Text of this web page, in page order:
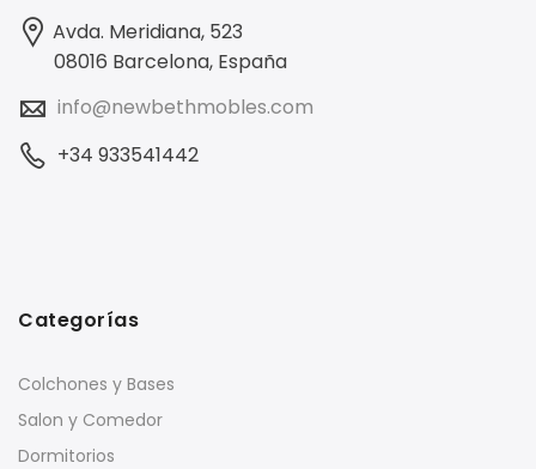
Avda. Meridiana, 523
08016 Barcelona, España
info@newbethmobles.com
+34 933541442
Categorías
Colchones y Bases
Salon y Comedor
Dormitorios